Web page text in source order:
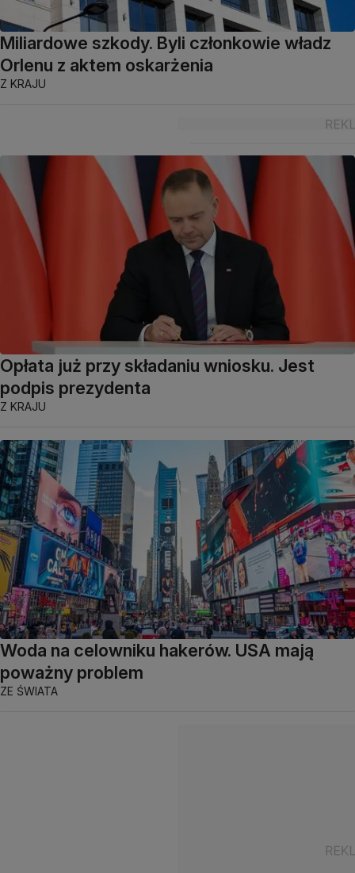
Miliardowe szkody. Byli członkowie władz
Orlenu z aktem oskarżenia
Z KRAJU
Opłata już przy składaniu wniosku. Jest
podpis prezydenta
Z KRAJU
Woda na celowniku hakerów. USA mają
poważny problem
ZE ŚWIATA